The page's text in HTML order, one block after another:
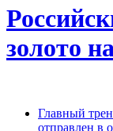
золото
Главный
отправлен в